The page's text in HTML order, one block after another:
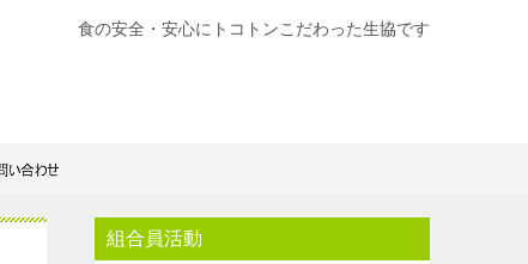
食の安全・安心にトコトンこだわった生協です
組合員活動